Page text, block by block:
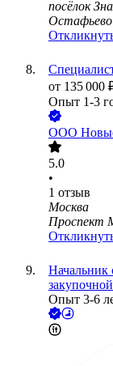
посёлок
Остафьево
от 135 000
Опыт 1-3
ООО
5.0
•
1 отзыв
Москва
Проспект
Начальник
Опыт 3-6